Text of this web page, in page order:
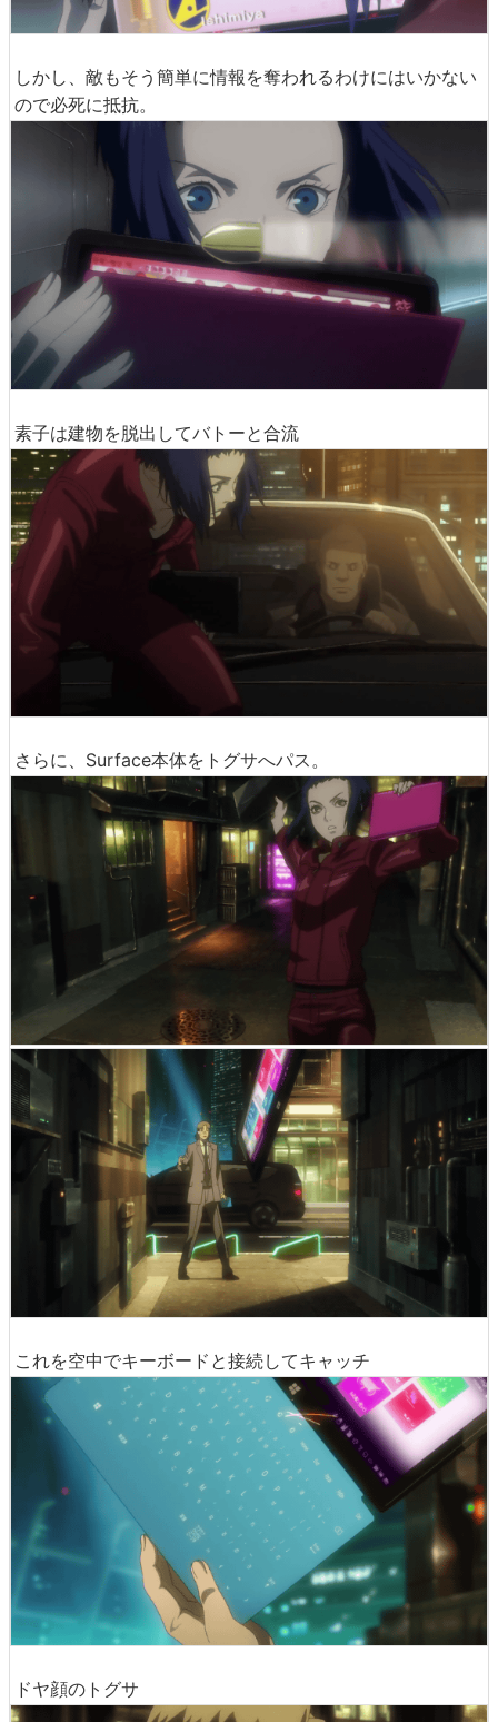
しかし、敵もそう簡単に情報を奪われるわけにはいかない
ので必死に抵抗。
素子は建物を脱出してバトーと合流
さらに、Surface本体をトグサへパス。
これを空中でキーボードと接続してキャッチ
ドヤ顔のトグサ